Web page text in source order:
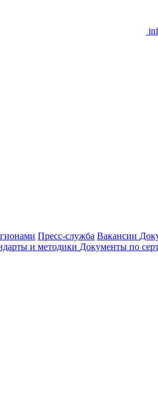
Пресс-служба Вакансии
и методики Документы по